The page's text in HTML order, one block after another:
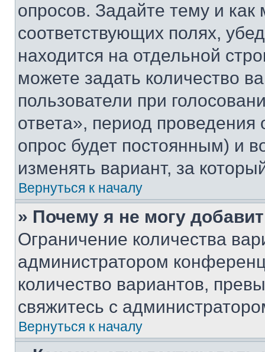
опросов. Задайте тему и
соответствующих полях,
находится на отдельной
можете задать количество
пользователи при
ответа», период проведения
опрос будет постоянным) и
изменять вариант, за
Вернуться к началу
» Почему я не могу
Ограничение количества
администратором
количество вариантов,
свяжитесь с
Вернуться к началу